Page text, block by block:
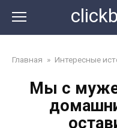
контенту
Главная » Интересные
Мы с